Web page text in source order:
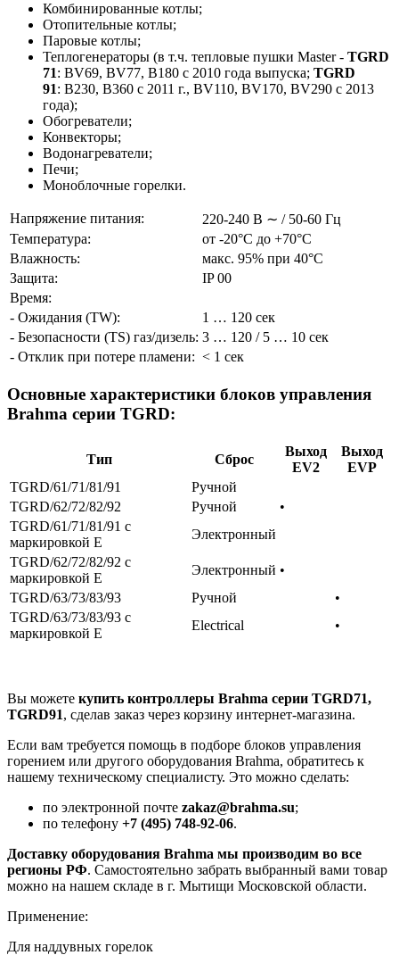
Комбинированные котлы;
Отопительные котлы;
Паровые котлы;
Теплогенераторы (в т.ч. тепловые пушки Master - TGRD
71: BV69, BV77, B180 с 2010 года выпуска; TGRD
91: B230, В360 c 2011 г., BV110, BV170, BV290 c 2013
года);
Обогреватели;
Конвекторы;
Водонагреватели;
Печи;
Моноблочные горелки.
Напряжение питания:
220-240 В ∼ / 50-60 Гц
Температура:
от -20°С до +70°С
Влажность:
макс. 95% при 40°С
Защита:
IP 00
Время:
- Ожидания (TW):
1 … 120 сек
- Безопасности (TS) газ/дизель: 3 … 120 / 5 … 10 сек
- Отклик при потере пламени: < 1 сек
Основные характеристики блоков управления
Brahma серии TGRD:
Тип Сброс
Выход
EV2
Выход
EVP
TGRD/61/71/81/91
Ручной
TGRD/62/72/82/92
Ручной
•
TGRD/61/71/81/91 с
маркировкой E
Электронный
TGRD/62/72/82/92 с
маркировкой E
Электронный •
TGRD/63/73/83/93
Ручной
•
TGRD/63/73/83/93 с
маркировкой E
Electrical •
Вы можете купить контроллеры Brahma серии TGRD71,
TGRD91, сделав заказ через корзину интернет-магазина.
Если вам требуется помощь в подборе блоков управления
горением или другого оборудования Brahma, обратитесь к
нашему техническому специалисту. Это можно сделать:
по электронной почте zakaz@brahma.su;
по телефону +7 (495) 748-92-06.
Доставку оборудования Brahma мы производим во все
регионы РФ. Самостоятельно забрать выбранный вами товар
можно на нашем складе в г. Мытищи Московской области.
Применение:
Для наддувных горелок